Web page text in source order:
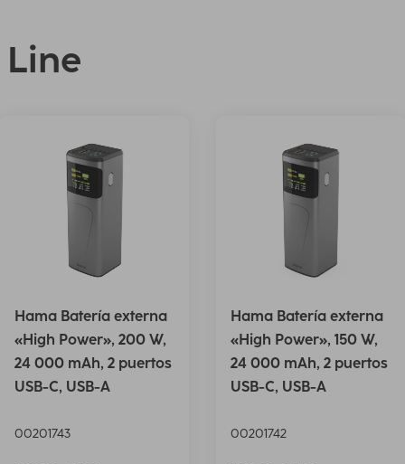
Line
Hama Batería externa
«High Power», 200 W,
24 000 mAh, 2 puertos
USB-C, USB-A
00201743
Hama Batería externa
«High Power», 150 W,
24 000 mAh, 2 puertos
USB-C, USB-A
00201742